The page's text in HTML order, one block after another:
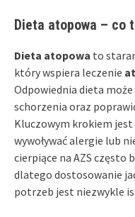
Dieta atopowa – co
Dieta atopowa to
który wspiera leczenie
Odpowiednia dieta
schorzenia oraz
Kluczowym krokiem
wywoływać alergie lub
cierpiące na AZS często
dlatego dostosowanie
potrzeb jest niezwykle